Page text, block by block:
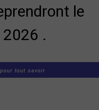
le
.
tout savoir